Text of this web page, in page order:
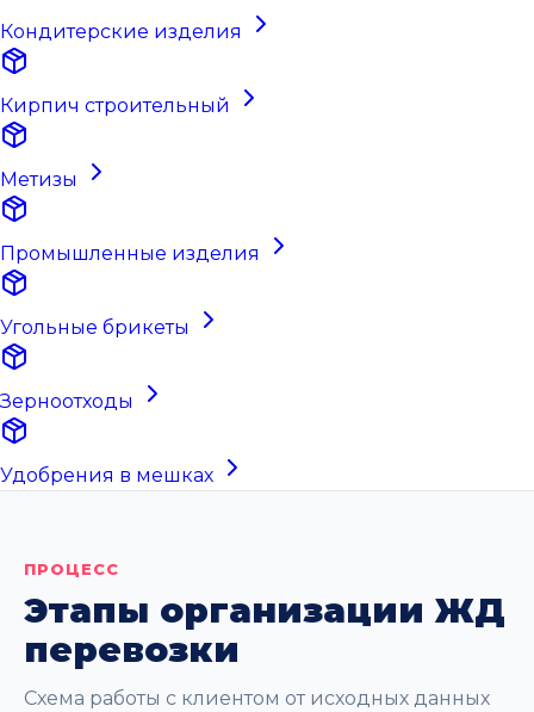
Кондитерские изделия
Кирпич строительный
Метизы
Промышленные изделия
Угольные брикеты
Зерноотходы
Удобрения в мешках
ПРОЦЕСС
Этапы организации ЖД
перевозки
Схема работы с клиентом от исходных данных